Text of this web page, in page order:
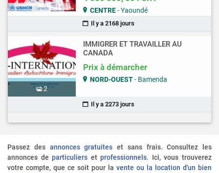
CENTRE- Yaoundé
Il y a 2168 jours
2
IMMIGRER ET TRAVAILLER AU
CANADA
Prix à démarcher
NORD-OUEST- Bamenda
Il y a 2273 jours
Passez des annonces gratuites et sans frais. Consultez les
annonces departiculiers etprofessionnels. Ici, vous trouverez
votre compte, que ce soit pour la vente ou la location d'un bien